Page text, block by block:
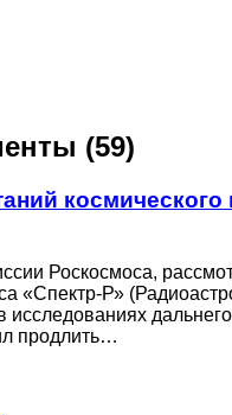
(59)
космического
Роскосмоса,
«Спектр-Р»
продлить…